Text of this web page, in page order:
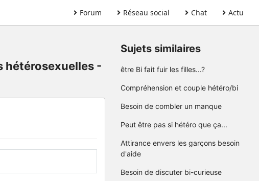
Forum Réseau social Chat Actu
hétérosexuelles -
Sujets similaires
être Bi fait fuir les filles...?
Compréhension et couple hétéro/bi
Besoin de combler un manque
Peut être pas si hétéro que ça...
Attirance envers les garçons besoin
d'aide
Besoin de discuter bi-curieuse